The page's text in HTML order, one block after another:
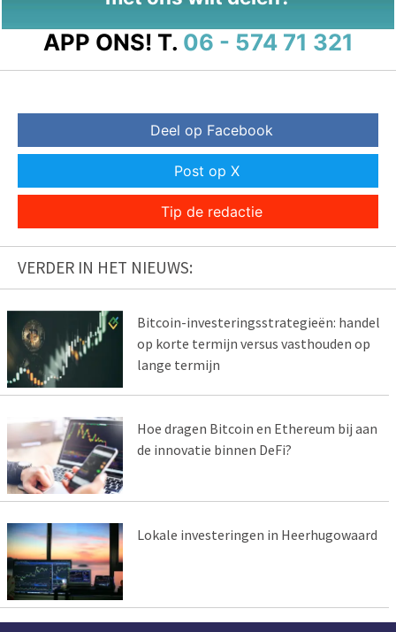
APP ONS! T. 06 - 574 71 321
Deel op Facebook
Post op X
Tip de redactie
VERDER IN HET NIEUWS:
Bitcoin-investeringsstrategieën: handel
op korte termijn versus vasthouden op
lange termijn
Hoe dragen Bitcoin en Ethereum bij aan
de innovatie binnen DeFi?
Lokale investeringen in Heerhugowaard